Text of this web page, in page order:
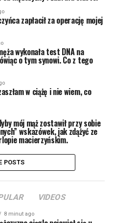
zapłacił za operację mojej
wykonała test DNA na
o tym synowi. Co z tego
w ciążę i nie wiem, co
mój mąż zostawił przy sobie
wskazówek, jak zdążyć ze
macierzyńskim.
POSTS
VIDEOS
8 minut ago